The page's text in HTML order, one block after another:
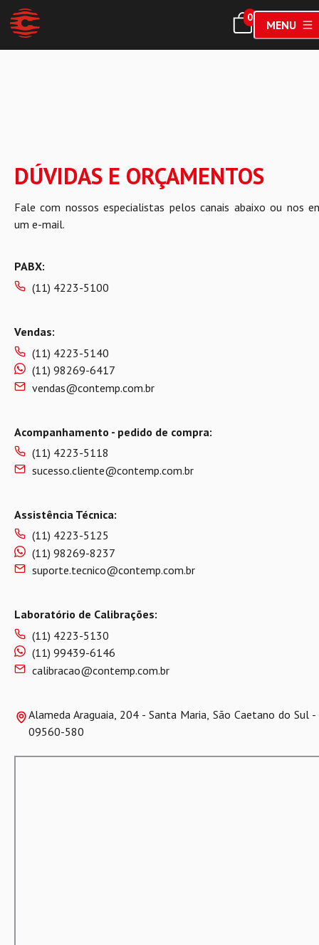
0
MENU
DÚVIDAS E ORÇAMENTOS
Fale com nossos especialistas pelos canais abaixo ou nos
um e-mail.
PABX:
(11) 4223-5100
Vendas:
(11) 4223-5140
(11) 98269-6417
vendas@contemp.com.br
Acompanhamento - pedido de compra:
(11) 4223-5118
sucesso.cliente@contemp.com.br
Assistência Técnica:
(11) 4223-5125
(11) 98269-8237
suporte.tecnico@contemp.com.br
Laboratório de Calibrações:
(11) 4223-5130
(11) 99439-6146
calibracao@contemp.com.br
Alameda Araguaia, 204 - Santa Maria, São Caetano do Sul -
09560-580